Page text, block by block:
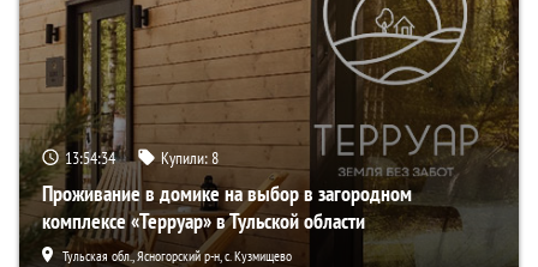
13:54:33 Купили:8
Проживание в домике на выбор в загородном
комплексе «Терруар» в Тульской области
Тульская обл., Ясногорский р-н, с. Кузмищево